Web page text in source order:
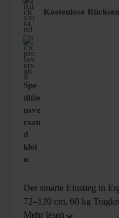
Kostenlose
Spe
ditio
nsve
rsan
d
klei
n
Der smarte Einstieg in
72–120 cm, 60 kg